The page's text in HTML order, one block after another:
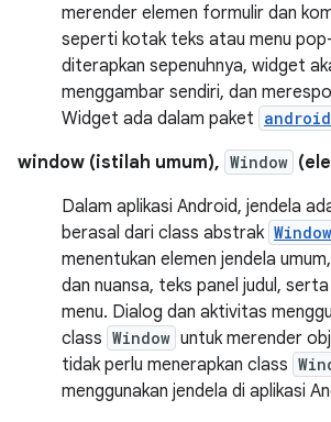
merender elemen formulir dan
seperti kotak teks atau menu
diterapkan sepenuhnya, widget
menggambar sendiri, dan
Widget ada dalam paket
window (istilah umum), Window
Dalam aplikasi Android, jendela
berasal dari class abstrak Window
menentukan elemen jendela
dan nuansa, teks panel judul,
menu. Dialog dan aktivitas
class Window untuk merender
tidak perlu menerapkan class
menggunakan jendela di aplikasi